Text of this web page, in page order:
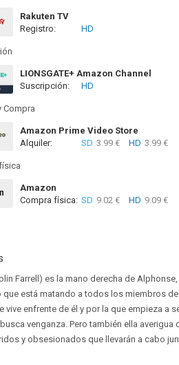
Rakuten TV
Registro:
HD
LIONSGATE+ Amazon Channel
Suscripción:
HD
Compra
Amazon Prime Video Store
Alquiler:
SD 3.99 € HD 3.99 €
Amazon
Compra física: SD 9.02 € HD 9.09 €
Farrell) es la mano derecha de
que está matando a todos los miembros
vive enfrente de él y por la que empieza a
venganza. Pero también ella
y obsesionados que llevarán a cabo